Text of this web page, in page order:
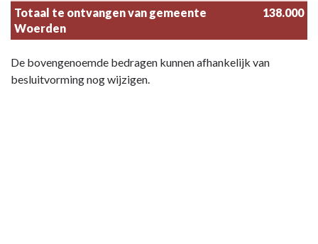
Totaal te ontvangen van gemeente
Woerden
138.000
De bovengenoemde bedragen kunnen afhankelijk van
besluitvorming nog wijzigen.